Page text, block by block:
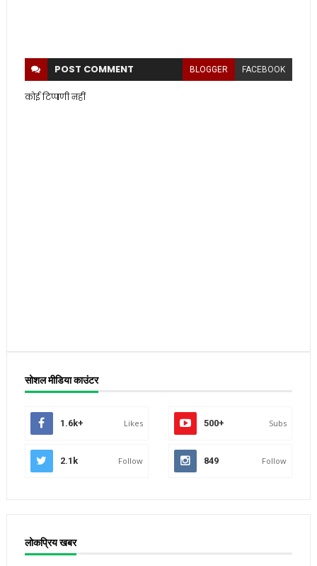
POST COMMENT BLOGGER FACEBOOK
कोई टिप्पणी नहीं
सोशल मीडिया काउंटर
1.6k+ Likes 500+ Subs
2.1k Follow 849 Follow
लोकप्रिय खबर